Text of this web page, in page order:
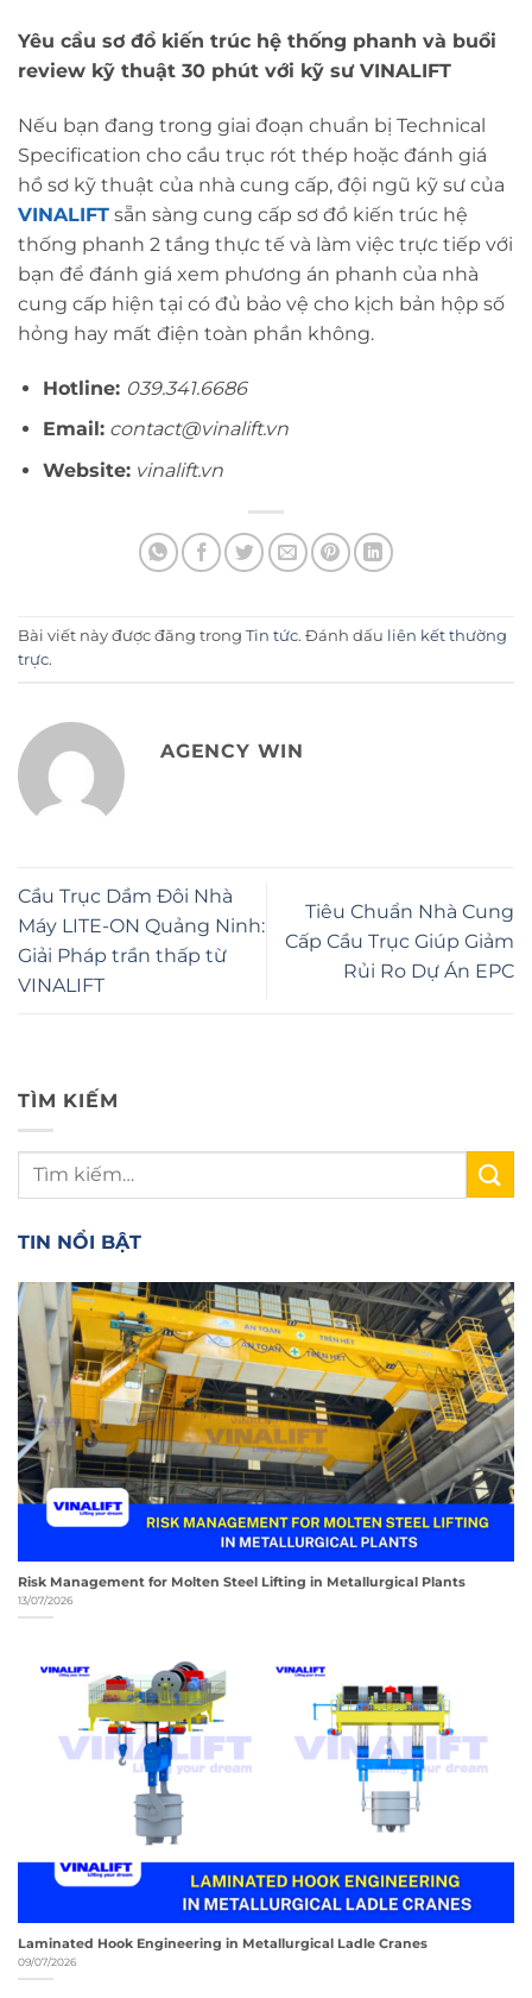
Yêu cầu sơ đồ kiến trúc hệ thống phanh và buổi
review kỹ thuật 30 phút với kỹ sư VINALIFT
Nếu bạn đang trong giai đoạn chuẩn bị Technical
Specification cho cầu trục rót thép hoặc đánh giá
hồ sơ kỹ thuật của nhà cung cấp, đội ngũ kỹ sư của
VINALIFT sẵn sàng cung cấp sơ đồ kiến trúc hệ
thống phanh 2 tầng thực tế và làm việc trực tiếp với
bạn để đánh giá xem phương án phanh của nhà
cung cấp hiện tại có đủ bảo vệ cho kịch bản hộp số
hỏng hay mất điện toàn phần không.
Hotline: 039.341.6686
Email: contact@vinalift.vn
Website: vinalift.vn
Bài viết này được đăng trong Tin tức. Đánh dấu liên kết thường
trực.
AGENCY WIN
Cầu Trục Dầm Đôi Nhà
Máy LITE-ON Quảng Ninh:
Giải Pháp trần thấp từ
VINALIFT
Tiêu Chuẩn Nhà Cung
Cấp Cầu Trục Giúp Giảm
Rủi Ro Dự Án EPC
TÌM KIẾM
TIN NỔI BẬT
Risk Management for Molten Steel Lifting in Metallurgical Plants
13/07/2026
Laminated Hook Engineering in Metallurgical Ladle Cranes
09/07/2026